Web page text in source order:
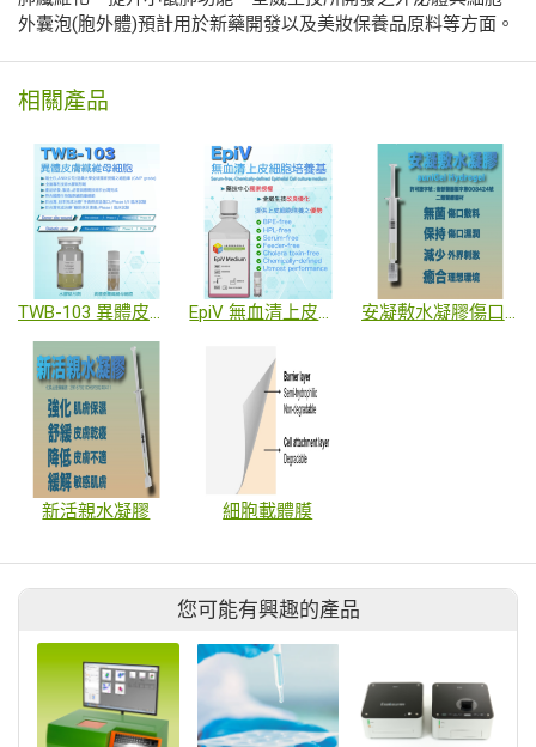
外囊泡(胞外體)預計用於新藥開發以及美妝保養品原料等方面。
相關產品
TWB-103 異體皮膚纖維母細胞治療產品 EpiV 無血清上皮細胞培養基 安凝敷水凝膠傷口敷料
新活親水凝膠 細胞載體膜
您可能有興趣的產品